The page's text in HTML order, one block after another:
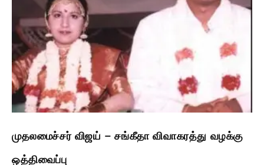
முதலமைச்சர் விஜய் – சங்கீதா விவாகரத்து வழக்கு
ஒத்திவைப்பு